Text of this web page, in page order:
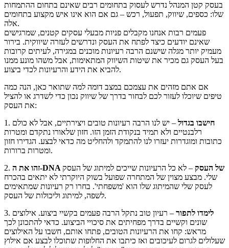
בעסק קטן המנהל נדרש לעסוק בתחומים רבים שאינם בתחום ההתמחות
שלו: כספים, שיווק, תפעול, רכש – גם אם הוא אינו איש מקצוע בתחומים
אלה.
פעמים רבות אנחנו מקבלים פניות מבעלי עסקים קטנים, שמרגישים
שאינם יודעים כיצד לפתח את העסק ונדרשים לעזרה שיווקית. בירור
מעמיק יותר מגלה שישנם הרבה רעיונות מוכנים במגירה, לעיתים קרובות
בעל העסק גם מכיר את שיטות השיווק המתאימות, אבל משהו מונע ממנו
להביא את הידע והרעיונות לכדי ביצוע.
אם אתם מזהים את עצמכם במצב דומה למה שתואר כאן, הנה כמה
טיפים שיוכלו לעזור לכם לבחור בדרך של שיווק נכון כדי לשדרג או להציל
את העסק:
1.
חישבו בגדול – יש לנו הרבה רעיונות טובים ויצירתיים, אבל לא כולם
רלבנטיים ולא תמיד בנקודת הזמן הזו. חזון שלאורו נתקדם ומטרות
כתובות ומוגדרות יעזרו לנו להתמקד ולהחליט מה כדאי לבצע. הגדירו חזון
ומטרות ברורות.
2.
זהו את ה-DNA של העסק – לא כל הרעיונות שייכים למיתוג של העסק
שלי. מבצע מצוין של המתחרה שפועל בשוק היוקרתי לא יתאים בהכרח
לעסק שלי שהמיתוג שלו הוא 'משפחתי'. בחרו רק רעיונות שמתאימים
לשפה, למיתוג וליכולות של העסק.
3.
לימדו לתפור – רעיון טוב נתקל הרבה פעמים בקשיי ביצוע. אילוצים
שונים וקשיים בדרך מפחיתים את סיכויי הביצוע. כדאי להתכונן לכך
מראש: קחו את הרעיונות הטובים, פתחו אותם, חשבו על האילוצים
שעלולים לגרום לעיכובים ואז כיתבו את החלופות שתוכלו לבצע אם אילוץ